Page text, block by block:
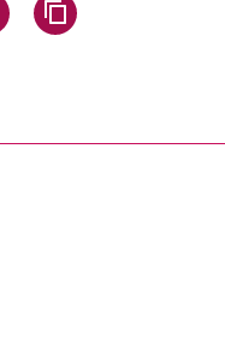
teilen
WhatsApp teilen
Seite über Facebook